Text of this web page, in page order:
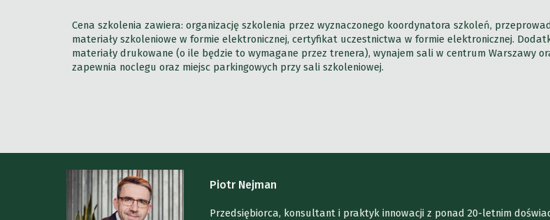
Cena szkolenia zawiera: organizację szkolenia przez wyznaczonego koordynatora szkoleń,
materiały szkoleniowe w formie elektronicznej, certyfikat uczestnictwa w formie elektronicznej.
materiały drukowane (o ile będzie to wymagane przez trenera), wynajem sali w centrum Warszawy
zapewnia noclegu oraz miejsc parkingowych przy sali szkoleniowej.
Piotr Nejman
Przedsiębiorca, konsultant i praktyk innowacji z ponad 20-letnim